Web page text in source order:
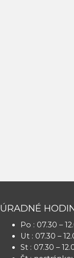
ÚRADNÉ
Po : 07.30 –
Ut : 07.30 –
St : 07.30 –